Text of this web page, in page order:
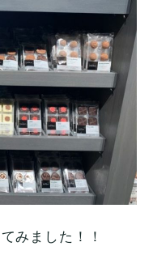
みました！！